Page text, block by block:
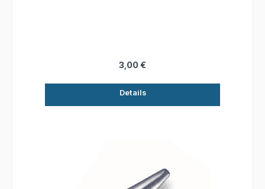
3,00 €
Details